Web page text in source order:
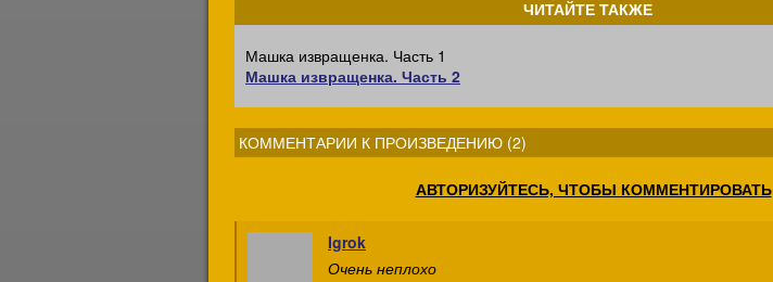
ЧИТАЙТЕ ТАКЖЕ
Машка извращенка. Часть 1
Машка извращенка. Часть 2
КОММЕНТАРИИ К ПРОИЗВЕДЕНИЮ (2)
АВТОРИЗУЙТЕСЬ, ЧТОБЫ КОММЕНТИРОВАТЬ
Igrok
Очень неплохо